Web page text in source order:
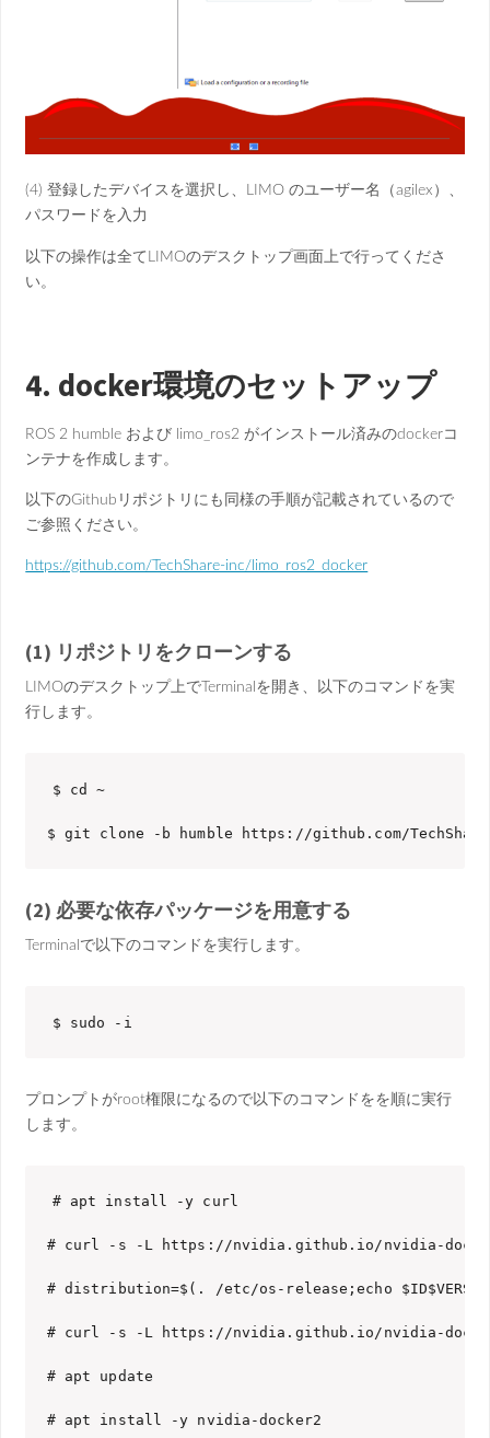
(4) 登録したデバイスを選択し、LIMO のユーザー名（agilex）、
パスワードを入力
以下の操作は全てLIMOのデスクトップ画面上で行ってくださ
い。
4. docker環境のセットアップ
ROS 2 humble および limo_ros2 がインストール済みのdockerコ
ンテナを作成します。
以下のGithubリポジトリにも同様の手順が記載されているので
ご参照ください。
https://github.com/TechShare-inc/limo_ros2_docker
(1) リポジトリをクローンする
LIMOのデスクトップ上でTerminalを開き、以下のコマンドを実
行します。
$ cd ~
$ git clone -b humble https://github.com/
(2) 必要な依存パッケージを用意する
Terminalで以下のコマンドを実行します。
$ sudo -i
プロンプトがroot権限になるので以下のコマンドをを順に実行
します。
# apt install -y curl
# curl -s -L https://nvidia.github.io/nvidia-
# distribution=$(. /etc/os-release;echo
# curl -s -L https://nvidia.github.io/nvidia-
# apt update
# apt install -y nvidia-docker2